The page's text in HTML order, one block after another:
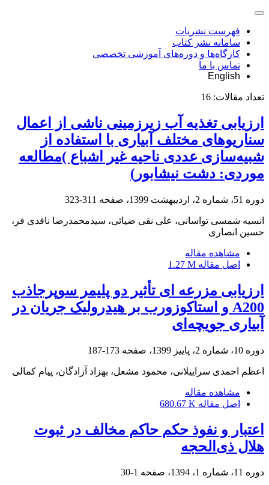
فهرست نشریات
سامانه نشر کتاب
کارگاه‌ها و دوره‌های آموزشی تخصصی
تماس با ما
English
تعداد مقالات: 16
ارزیابی تغذیه آب زیرزمینی ناشی از اعمال
سناریوهای مختلف آبیاری با استفاده از
شبیه‌سازی عددی ناحیه غیر اشباع )مطالعه
موردی: دشت نیشابور)
دوره 51، شماره 2، اردیبهشت 1399، صفحه 311-323
انسیه شمسی تواسانی، علی نقی ضیائی، سیدمحمدرضا ناقدی فر،
حسین انصاری
مشاهده مقاله
اصل مقاله 1.27 M
ارزیابی مزرعه ای تأثیر دو پلیمر سوپرجاذب
A200 و استاکوزورب بر هیدرولیک جریان در
آبیاری جویچه‌ای
دوره 10، شماره 2، پاییز 1399، صفحه 173-187
اعظم احمدی سراییلانی، محمود مشعل، بهزاد آزادگان، پیام کمالی
مشاهده مقاله
اصل مقاله 680.67 K
اعتبار و نفوذ حکم حاکم مخالف در ثبوت
هلال ذی‌‌الحجه
دوره 11، شماره 1، 1394، صفحه 1-30